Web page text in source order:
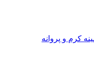
کرم و پروانه